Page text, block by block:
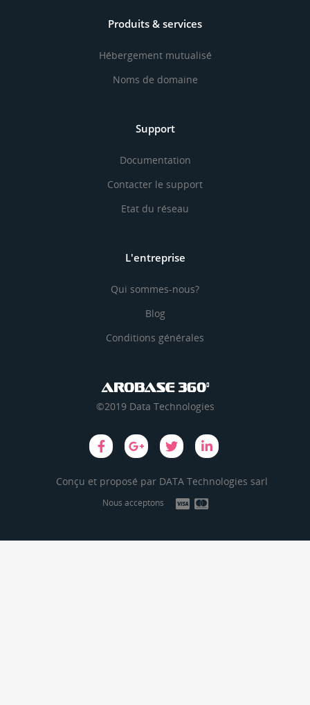
Produits & services
Hébergement mutualisé
Noms de domaine
Support
Documentation
Contacter le support
Etat du réseau
L'entreprise
Qui sommes-nous?
Blog
Conditions générales
©2019 Data Technologies
Conçu et proposé par DATA Technologies sarl
Nous acceptons